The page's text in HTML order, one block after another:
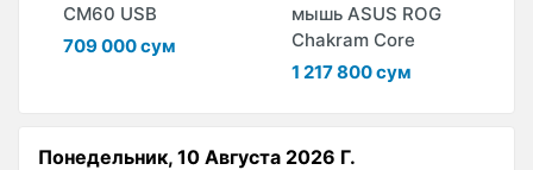
CM60 USB
709 000 сум
мышь ASUS ROG
Chakram Core
1 217 800 сум
Понедельник, 10 Августа 2026 Г.